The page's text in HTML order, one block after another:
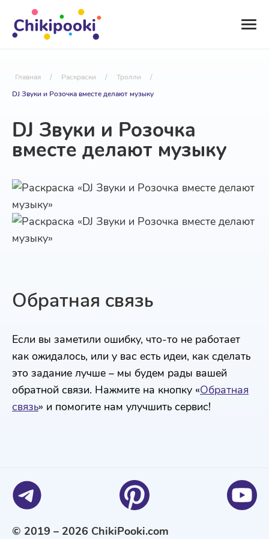
Главная / Раскраски / Тролли
/
DJ Звуки и Розочка вместе делают музыку
DJ Звуки и Розочка
вместе делают музыку
Обратная связь
Если вы заметили ошибку, что-то не работает
как ожидалось, или у вас есть идеи, как сделать
это задание лучше – мы будем рады вашей
обратной связи. Нажмите на кнопку «Обратная
связь» и помогите нам улучшить сервис!
© 2019 – 2026 ChikiPooki.com